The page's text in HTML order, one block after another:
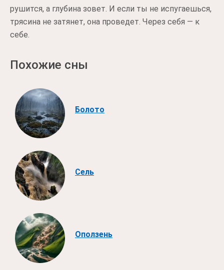
рушится, а глубина зовет. И если ты не испугаешься,
трясина не затянет, она проведет. Через себя — к
себе.
Похожие сны
Болото
Сель
Оползень